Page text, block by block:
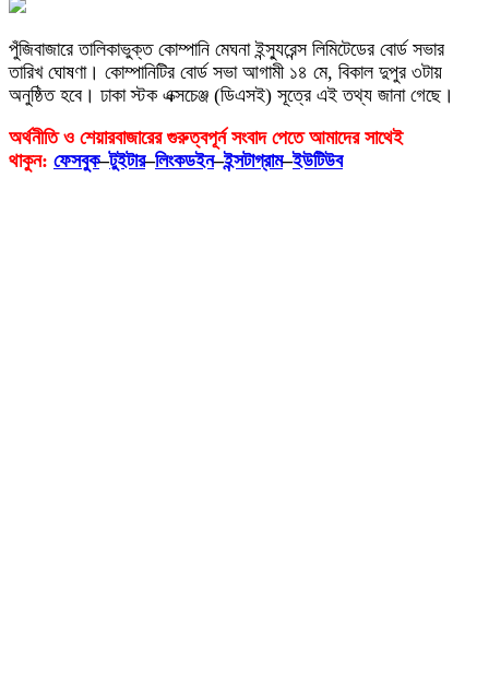
পুঁজিবাজারে তালিকাভুক্ত কোম্পানি মেঘনা ইন্স্যুরেন্স লিমিটেডের বোর্ড সভার
তারিখ ঘোষণা। কোম্পানিটির বোর্ড সভা আগামী ১৪ মে, বিকাল দুপুর ৩টায়
অনুষ্ঠিত হবে। ঢাকা স্টক এক্সচেঞ্জ (ডিএসই) সূত্রে এই তথ্য জানা গেছে।
অর্থনীতি ও শেয়ারবাজারের গুরুত্বপূর্ন সংবাদ পেতে আমাদের সাথেই
থাকুন: ফেসবুক–টুইটার–লিংকডইন–ইন্সটাগ্রাম–ইউটিউব